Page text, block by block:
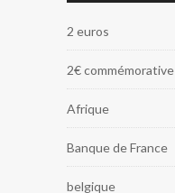
2 euros
2€ commémorative
Afrique
Banque de France
belgique